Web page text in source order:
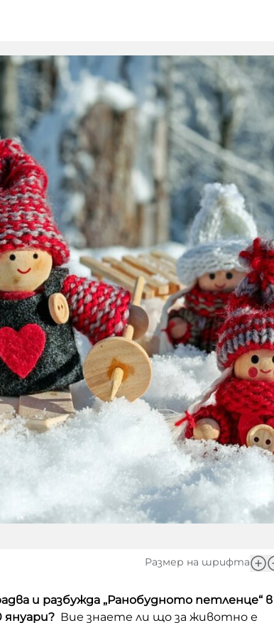
Размер на шрифта
и разбужда „Ранобудното петленце“ в
януари? Вие знаете ли що за животно е